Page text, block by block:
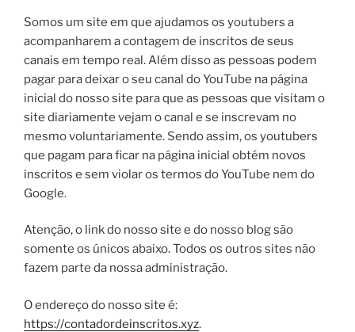
Somos um site em que ajudamos os youtubers a
acompanharem a contagem de inscritos de seus
canais em tempo real. Além disso as pessoas podem
pagar para deixar o seu canal do YouTube na página
inicial do nosso site para que as pessoas que visitam o
site diariamente vejam o canal e se inscrevam no
mesmo voluntariamente. Sendo assim, os youtubers
que pagam para ficar na página inicial obtém novos
inscritos e sem violar os termos do YouTube nem do
Google.
Atenção, o link do nosso site e do nosso blog são
somente os únicos abaixo. Todos os outros sites não
fazem parte da nossa administração.
O endereço do nosso site é:
https://contadordeinscritos.xyz.